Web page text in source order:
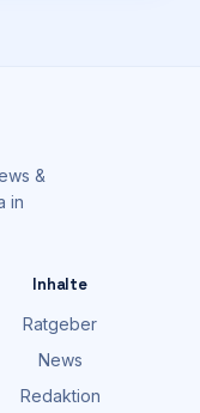
&
in
Inhalte
Ratgeber
News
Redaktion